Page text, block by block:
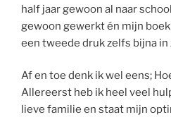
half jaar gewoon al naar
gewoon gewerkt én mijn
een tweede druk zelfs bijna in
Af en toe denk ik wel eens;
Allereerst heb ik heel veel
lieve familie en staat mijn